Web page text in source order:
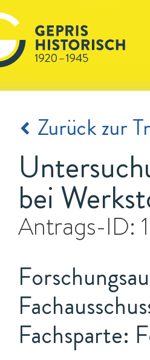
Zurück zur
bei
Antrags-ID:
Fachsparte: